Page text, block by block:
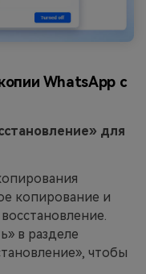
WhatsApp с
для
копирование и
в разделе
чтобы